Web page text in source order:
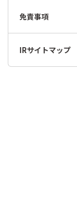
免責事項
IRサイトマップ